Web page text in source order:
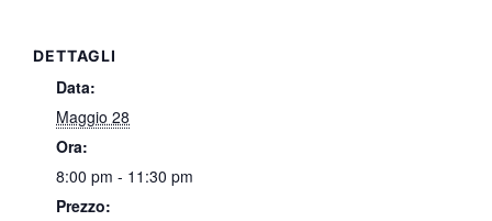
DETTAGLI
Data:
Maggio 28
Ora:
8:00 pm - 11:30 pm
Prezzo: